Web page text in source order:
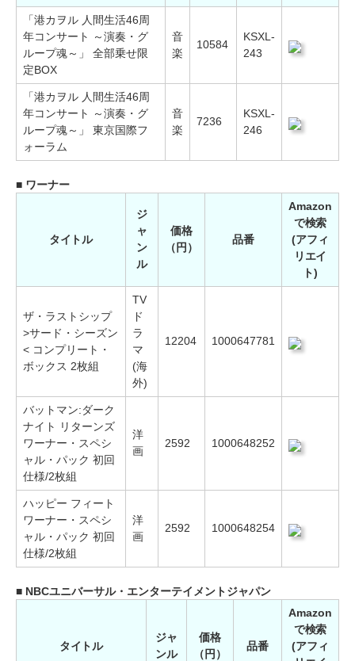
「港カヲル 人間生活46周
年コンサート ～演奏・グ
ループ魂～」 全部乗せ限
定BOX
音
楽
10584
KSXL-
243
「港カヲル 人間生活46周
年コンサート ～演奏・グ
ループ魂～」 東京国際フ
ォーラム
音
楽
7236
KSXL-
246
■ ワーナー
タイトル
ジ
ャ
ン
ル
価格
（円）
品番
Amazon
で検索
(アフィ
リエイ
ト)
ザ・ラストシップ
>サード・シーズン
< コンプリート・
ボックス 2枚組
TV
ド
ラ
マ
(海
外)
12204 1000647781
バットマン:ダーク
ナイト リターンズ
ワーナー・スペシ
ャル・パック 初回
仕様/2枚組
洋
画
2592 1000648252
ハッピー フィート
ワーナー・スペシ
ャル・パック 初回
仕様/2枚組
洋
画
2592 1000648254
■ NBCユニバーサル・エンターテイメントジャパン
タイトル
ジャ
ンル
価格
（円）
品番
Amazon
で検索
(アフィ